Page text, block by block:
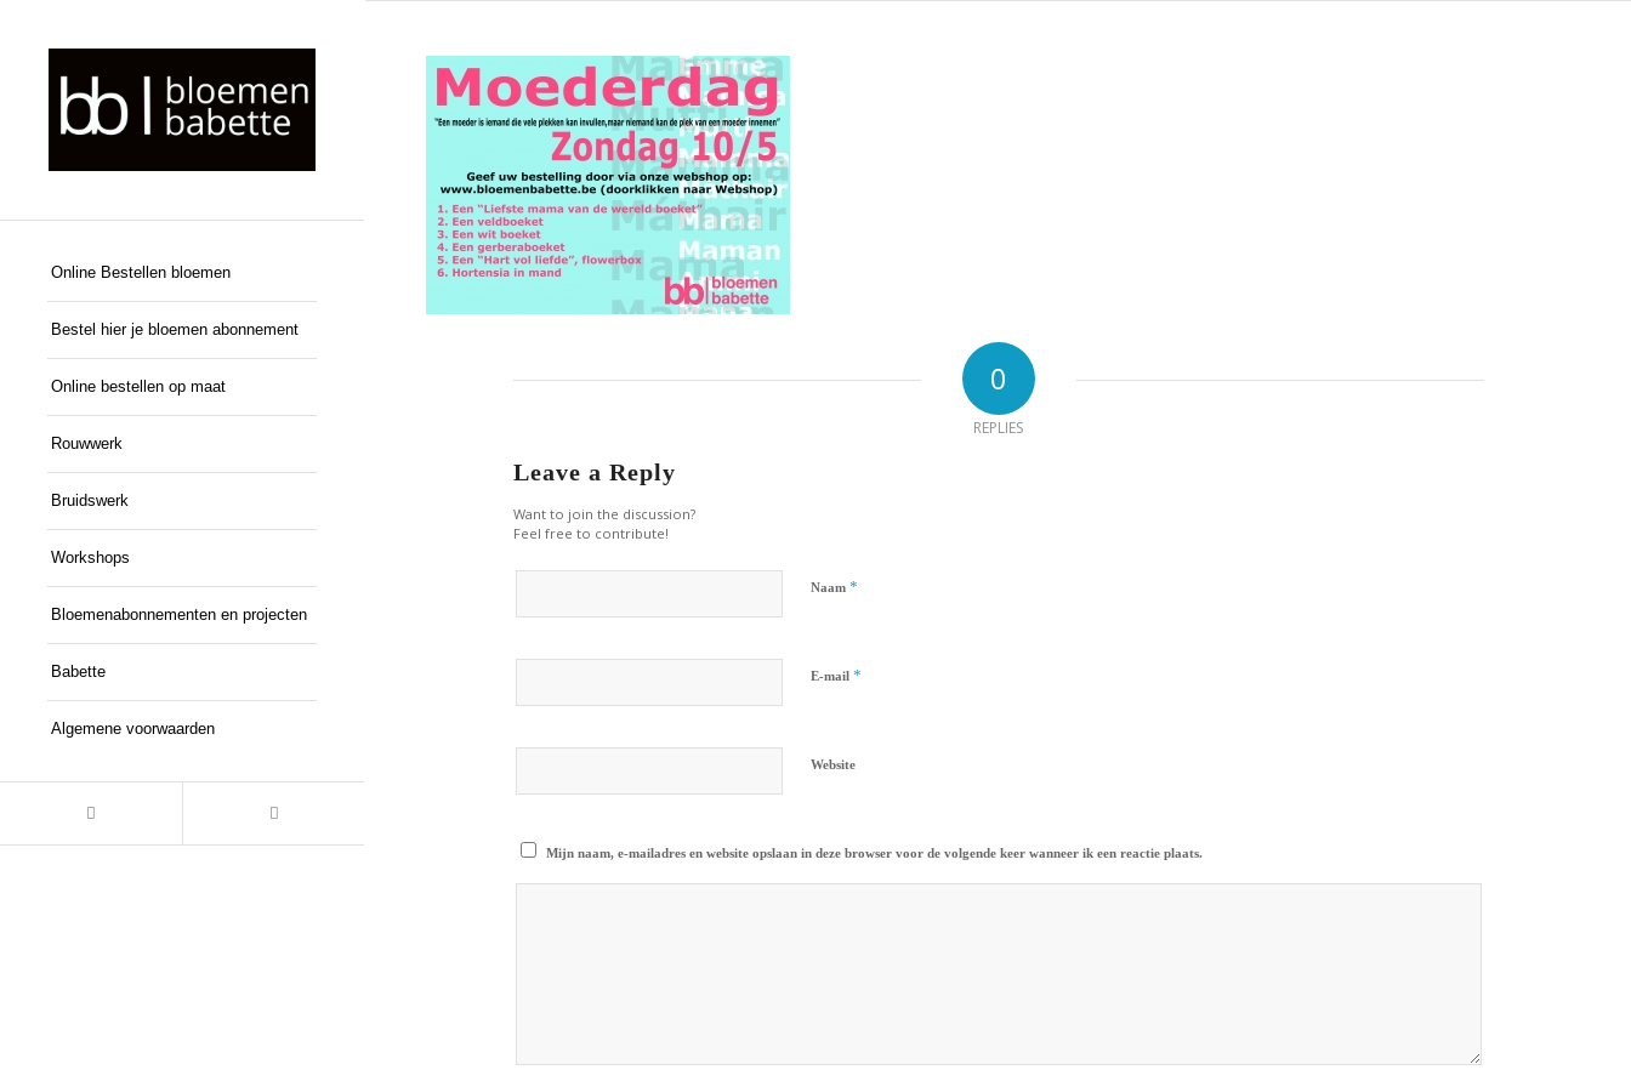
Online Bestellen bloemen
Bestel hier je bloemen abonnement
Online bestellen op maat
Rouwwerk
Bruidswerk
Workshops
Bloemenabonnementen en projecten
Babette
Algemene voorwaarden
0
REPLIES
Leave a Reply
Want to join the discussion?
Feel free to contribute!
Naam *
E-mail *
Website
Mijn naam, e-mailadres en website opslaan in deze browser voor de volgende keer wanneer ik een reactie plaats.